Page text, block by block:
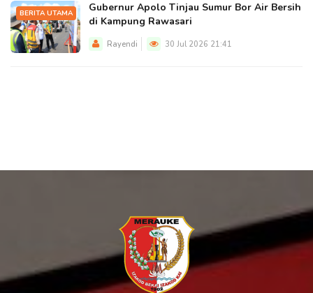
BERITA UTAMA
Gubernur Apolo Tinjau Sumur Bor Air Bersih
di Kampung Rawasari
Rayendi 30 Jul 2026 21:41